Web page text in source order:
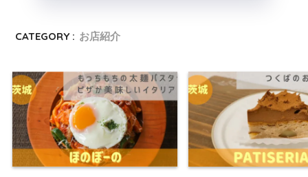
CATEGORY : お店紹介